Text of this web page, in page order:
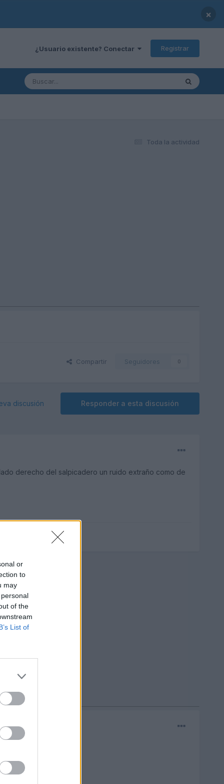
or
to
may
of the
List of
×
¿Usuario existente? Conectar Registrar
Toda la actividad
Compartir Seguidores 0
Responder a esta discusión
discusión
derecho del salpicadero un ruido extraño como de